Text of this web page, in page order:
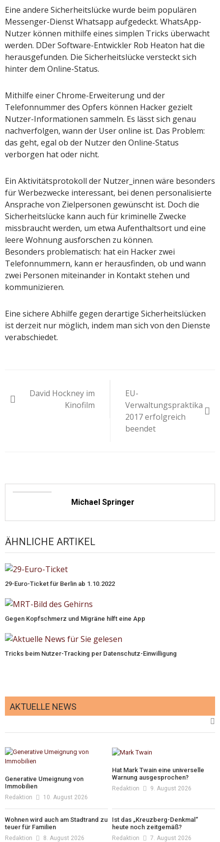
Eine andere Sicherheitslücke wurde beim populären
Messenger-Dienst Whatsapp aufgedeckt. WhatsApp-
Nutzer können mithilfe eines simplen Tricks überwacht
werden. DDer Software-Entwickler Rob Heaton hat die
herausgefunden. Die Sicherheitslücke versteckt sich
hinter dem Online-Status.
Mithilfe einer Chrome-Erweiterung und der
Telefonnummer des Opfers können Hacker gezielt
Nutzer-Informationen sammeln. Es lässt sich genau
nachverfolgen, wann der User online ist. Das Problem:
das geht, egal ob der Nutzer den Online-Status
verborgen hat oder nicht.
Ein Aktivitätsprotokoll der Nutzer_innen wäre besonders
für Werbezwecke interessant, bei denen personalisierte
Ansprache von Zielpersonen gewünscht ist. Doch die
Sicherheitslücke kann auch für kriminelle Zwecke
missbraucht werden, um etwa Aufenthaltsort und eine
leere Wohnung ausforschen zu können.
Besonders problematisch: hat ein Hacker zwei
Telefonnummern, kann er herausfinden, ob und wann
zwei Personen miteinander in Kontakt stehen und
kommunizieren.
Eine sichere Abhilfe gegen derartige Sicherheitslücken
ist derzeit nur möglich, indem man sich von den Dienste
verabschiedet.
David Hockney im
Kinofilm
EU-
Verwaltungspraktika
2017 erfolgreich
beendet
Michael Springer
ÄHNLICHE ARTIKEL
29-Euro-Ticket für Berlin ab 1.10.2022
Gegen Kopfschmerz und Migräne hilft eine App
Tricks beim Nutzer-Tracking per Datenschutz-Einwilligung
AKTUELLE NEWS
Generative Umeignung von
Immobilien
Redaktion 10. August 2026
Hat Mark Twain eine universelle
Warnung ausgesprochen?
Redaktion 9. August 2026
Wohnen wird auch am Stadtrand zu
teuer für Familien
Redaktion 8. August 2026
Ist das „Kreuzberg-Denkmal“
heute noch zeitgemäß?
Redaktion 7. August 2026